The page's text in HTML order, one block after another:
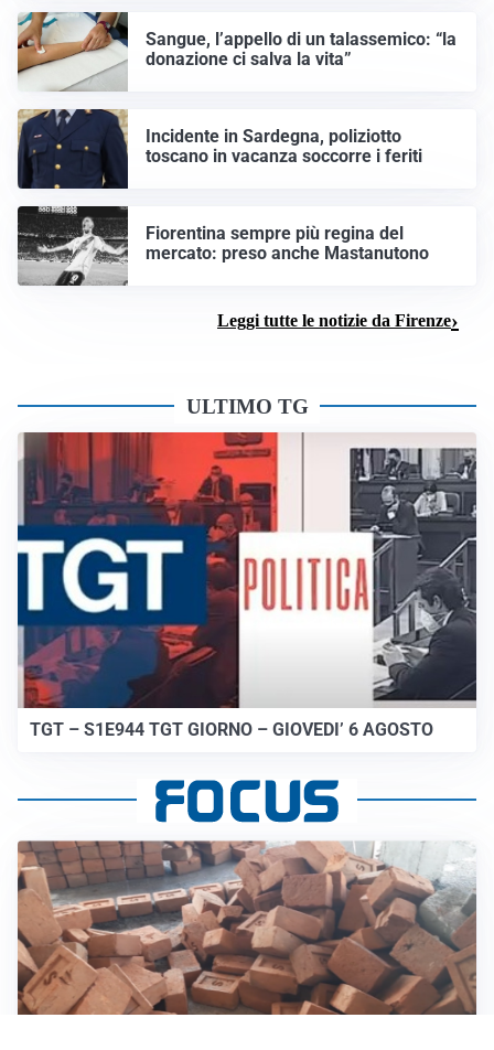
Sangue, l’appello di un talassemico: “la
donazione ci salva la vita”
Incidente in Sardegna, poliziotto
toscano in vacanza soccorre i feriti
Fiorentina sempre più regina del
mercato: preso anche Mastanutono
Leggi tutte le notizie da Firenze
ULTIMO TG
TGT – S1E944 TGT GIORNO – GIOVEDI’ 6 AGOSTO